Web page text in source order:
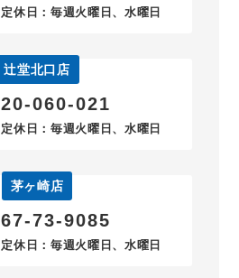
休日：毎週火曜日、水曜日
辻堂北口店
060-021
休日：毎週火曜日、水曜日
茅ヶ崎店
73-9085
休日：毎週火曜日、水曜日